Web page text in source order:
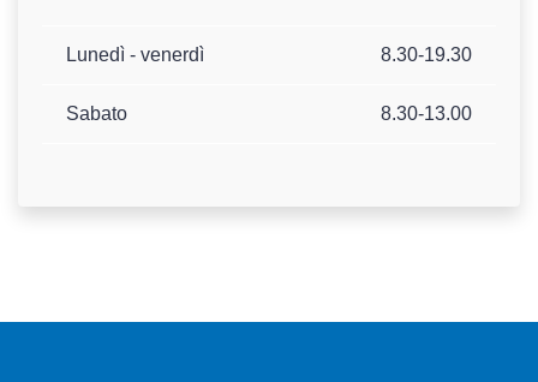
Lunedì - venerdì 8.30-19.30
Sabato 8.30-13.00